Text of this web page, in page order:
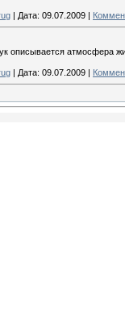
| Дата: 09.07.2009 |
описывается атмосфера
| Дата: 09.07.2009 |